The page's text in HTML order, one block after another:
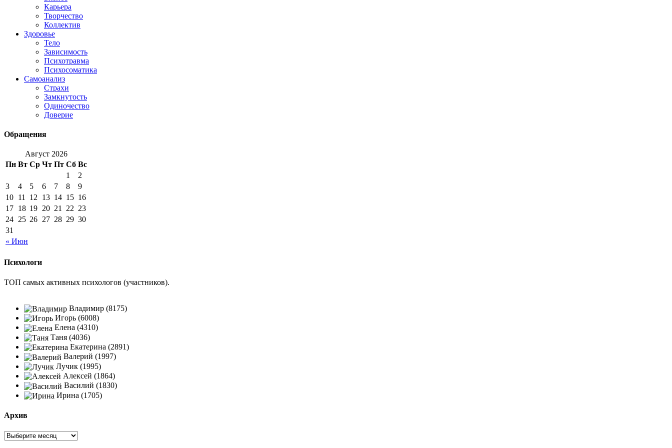
Карьера
Творчество
Коллектив
Здоровье
Тело
Зависимость
Психотравма
Психосоматика
Самоанализ
Страхи
Замкнутость
Одиночество
Доверие
Обращения
Август 2026
Пн Вт Ср Чт Пт Сб Вс
« Июн
1
2
3
4 5 6 7 8
9
10 11 12 13 14 15 16
17 18 19 20 21 22 23
24 25 26 27 28 29 30
31
Психологи
ТОП самых активных психологов (участников).
Владимир (8175)
Игорь (6008)
Елена (4310)
Таня (4036)
Екатерина (2891)
Валерий (1997)
Лучик (1995)
Алексей (1864)
Василий (1830)
Ирина (1705)
Архив